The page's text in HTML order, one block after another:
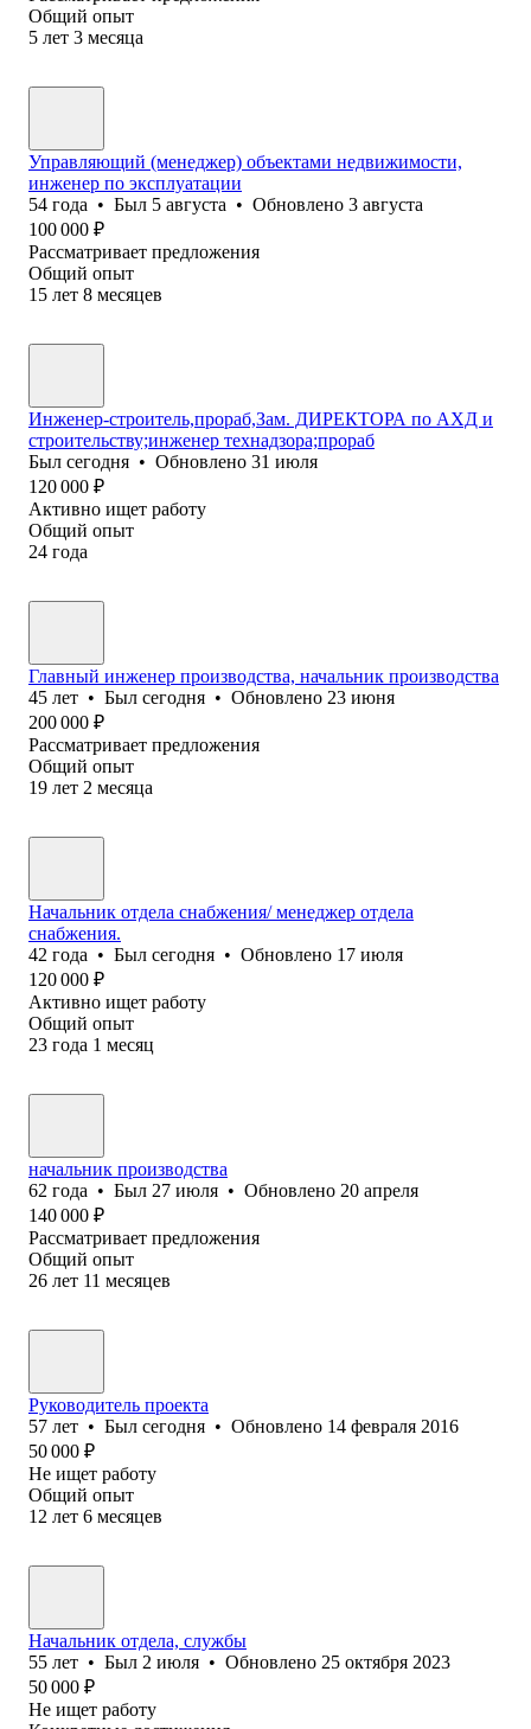
Общий опыт
5 лет 3 месяца
Управляющий (менеджер) объектами недвижимости,
инженер по эксплуатации
54 года • Был 5 августа • Обновлено 3 августа
100 000 ₽
Рассматривает предложения
Общий опыт
15 лет 8 месяцев
Инженер-строитель,прораб,Зам. ДИРЕКТОРА по АХД и
строительству;инженер технадзора;прораб
Был сегодня • Обновлено 31 июля
120 000 ₽
Активно ищет работу
Общий опыт
24 года
Главный инженер производства, начальник производства
45 лет • Был сегодня • Обновлено 23 июня
200 000 ₽
Рассматривает предложения
Общий опыт
19 лет 2 месяца
Начальник отдела снабжения/ менеджер отдела
снабжения.
42 года • Был сегодня • Обновлено 17 июля
120 000 ₽
Активно ищет работу
Общий опыт
23 года 1 месяц
начальник производства
62 года • Был 27 июля • Обновлено 20 апреля
140 000 ₽
Рассматривает предложения
Общий опыт
26 лет 11 месяцев
Руководитель проекта
57 лет • Был сегодня • Обновлено 14 февраля 2016
50 000 ₽
Не ищет работу
Общий опыт
12 лет 6 месяцев
Начальник отдела, службы
55 лет • Был 2 июля • Обновлено 25 октября 2023
50 000 ₽
Не ищет работу